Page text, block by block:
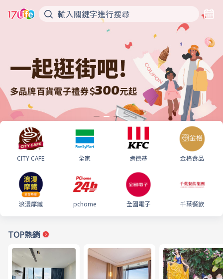
CITY CAFE 全家 肯德基 金格食品
浪漫摩鐵 pchome 全國電子 千葉餐飲
TOP熱銷